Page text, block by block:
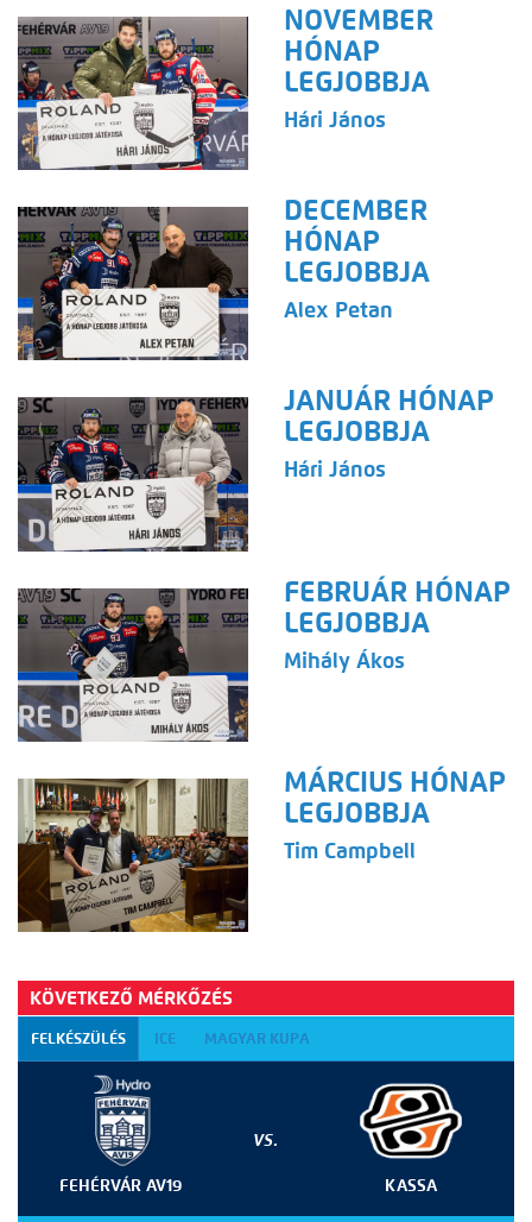
NOVEMBER
HÓNAP
LEGJOBBJA
Hári János
DECEMBER
HÓNAP
LEGJOBBJA
Alex Petan
JANUÁR HÓNAP
LEGJOBBJA
Hári János
FEBRUÁR HÓNAP
LEGJOBBJA
Mihály Ákos
MÁRCIUS HÓNAP
LEGJOBBJA
Tim Campbell
KÖVETKEZŐ MÉRKŐZÉS
FELKÉSZÜLÉS ICE MAGYAR KUPA
FEHÉRVÁR AV19
VS.
KASSA